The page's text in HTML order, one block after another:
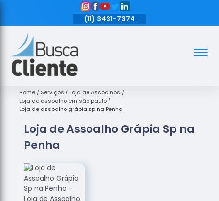
(11) 3431-7374
Assoalhos
de Madeira
Decks de
Empresas
de
de Madeira
Loja de
Assoalhos
Home Serviços
Loja de Assoalhos
Loja de assoalho em são paulo
Loja de assoalho grápia sp na Penha
Loja de Assoalho Grápia Sp na
Penha